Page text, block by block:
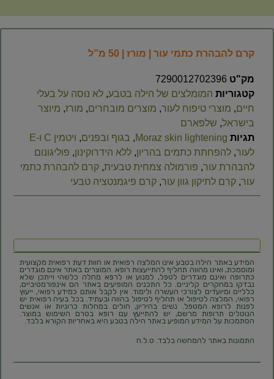
קרם להבהרת כתמי עור | מורז | 50 מ”ל
מק"ט 7290012702396
קטגוריות המומלצים של הילה בטבע, לא נוסה על בעלי
חיים, מוצרי טיפוח לעור, מוצרים מובחרים, מורז, מיוצר
בישראל, שלפארם
תגיות Moraz skin lightening
, בגוף ובפנים,
ויטמין C ו‑E
לעור, להפחתת כתמים בהריון, ללא הידרוקינון, פוליגונום
להבהרת עור, פורמולה צמחית טבעית, קרם להבהרת כתמי
עור, קרם לתיקון גוון עור, קרם פיגמנטציה טבעי
המידע באתר הילה בטבע אינו המלצה רפואית או חוות דעת רפואית מקצועית
ומוסמכת, ואינו מהווה תחליף להתייעצות רופא. המוצרים באתר אינם מוגדרים
כתרופה ואינם מוגדרים לטפל, למנוע או לרפא מחלה כלשהי וייתכן שלא
נבדקו במחקרים קליניים. כל התכנים המופיעים באתר הם אינפורמטיביים,
כלליים ומיועדים לצורכי העשרה ולימוד. אין לקבל אותם כמידע רפואי, ייעוץ
רפואי, המלצה לטיפול או תחליף לטיפול בהווה ובעתיד. בכל בעיה רפואית יש
לפנות לרופא המטפל. נשים בהיריון, חולים במחלות כרוניות או אנשים
הנוטלים תרופות מרשם, יש להתייעץ עם רופא בטרם השימוש במוצר.
הסתמכות על המידע המופיע באתר הילה בטבע היא באחריות הקורא בלבד.
התמונות באתר להמחשה בלבד. ט.ל.ח